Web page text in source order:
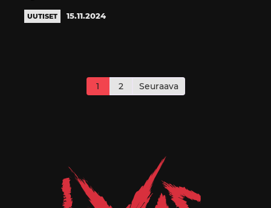
UUTISET 15.11.2024
sivutus
1 2 Seuraava